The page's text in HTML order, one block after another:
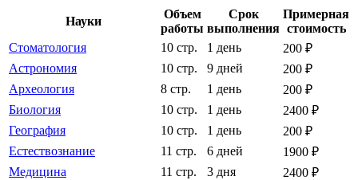
Науки
Объем
работы
Срок
выполнения
Примерная
стоимость
Стоматология
10 стр. 1 день
200 ₽
Астрономия
10 стр. 9 дней
200 ₽
Археология
8 стр. 1 день
200 ₽
Биология
10 стр. 1 день
2400 ₽
География
10 стр. 1 день
200 ₽
Естествознание
11 стр. 6 дней
1900 ₽
Медицина
11 стр. 3 дня
2400 ₽